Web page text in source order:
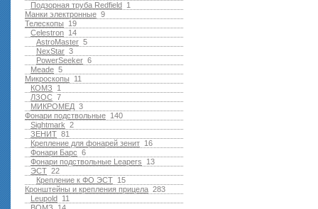
1
Подзорная труба Redfield
9
Манки электронные
19
Телескопы
14
Celestron
5
AstroMaster
3
NexStar
6
PowerSeeker
5
Meade
11
Микроскопы
1
КОМЗ
7
ЛЗОС
3
МИКРОМЕД
140
Фонари подствольные
2
Sightmark
81
ЗЕНИТ
16
Крепление для фонарей зенит
6
Фонари Барс
13
Фонари подствольные Leapers
22
ЭСТ
15
Крепление к ФО ЭСТ
283
Кронштейны и крепления прицела
11
Leupold